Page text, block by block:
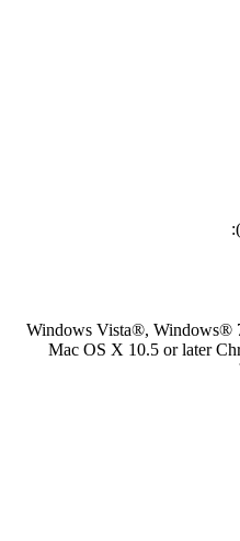
Windows Vista®, Windows®
Mac OS X 10.5 or later